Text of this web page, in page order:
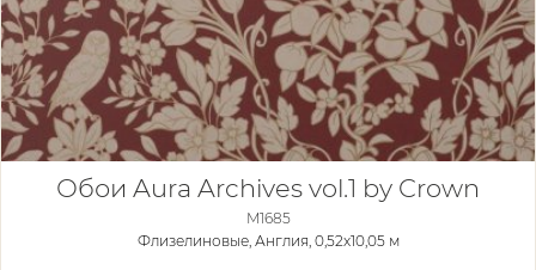
Обои Aura Archives vol.1 by Crown
M1685
Флизелиновые, Англия, 0,52x10,05 м